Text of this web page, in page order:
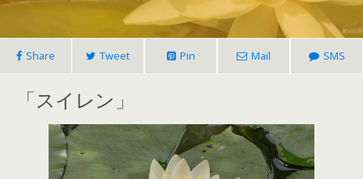
Share Tweet Pin Mail SMS
「スイレン」